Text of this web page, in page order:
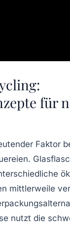
für
Faktor
mittlerweile
nutzt die